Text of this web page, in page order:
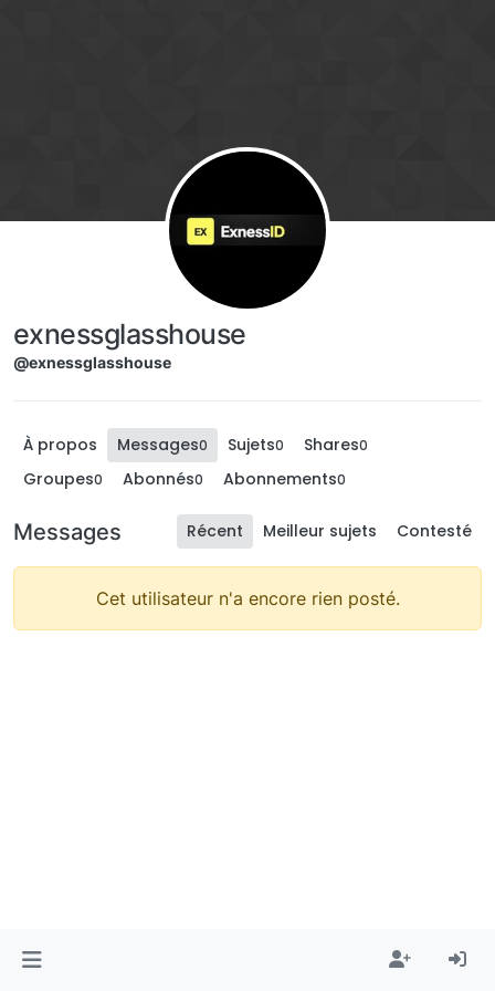
exnessglasshouse
@exnessglasshouse
À propos Messages0 Sujets0 Shares0
Groupes0 Abonnés0 Abonnements0
Messages Récent Meilleur sujets Contesté
Cet utilisateur n'a encore rien posté.